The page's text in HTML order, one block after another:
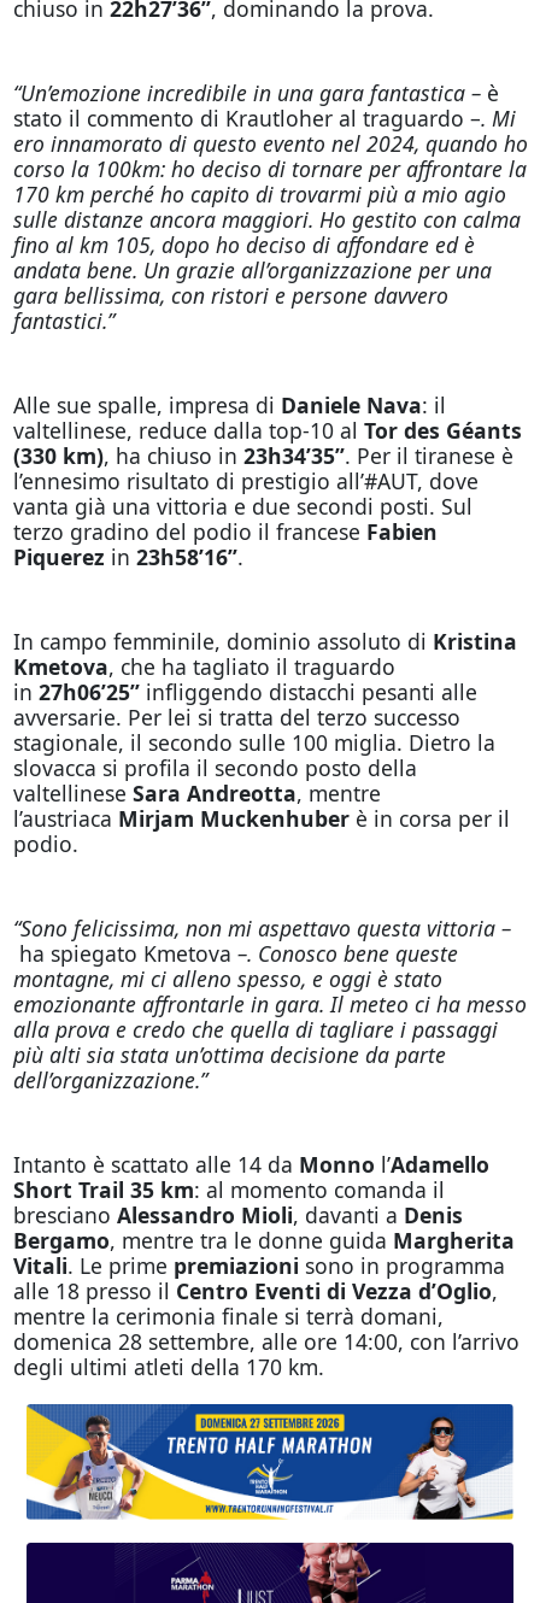
chiuso in 22h27’36’’, dominando la prova.
“Un’emozione incredibile in una gara fantastica – è
stato il commento di Krautloher al traguardo –. Mi
ero innamorato di questo evento nel 2024, quando ho
corso la 100km: ho deciso di tornare per affrontare la
170 km perché ho capito di trovarmi più a mio agio
sulle distanze ancora maggiori. Ho gestito con calma
fino al km 105, dopo ho deciso di affondare ed è
andata bene. Un grazie all’organizzazione per una
gara bellissima, con ristori e persone davvero
fantastici.”
Alle sue spalle, impresa di Daniele Nava: il
valtellinese, reduce dalla top-10 al Tor des Géants
(330 km), ha chiuso in 23h34’35’’. Per il tiranese è
l’ennesimo risultato di prestigio all’#AUT, dove
vanta già una vittoria e due secondi posti. Sul
terzo gradino del podio il francese Fabien
Piquerez in 23h58’16’’.
In campo femminile, dominio assoluto di Kristina
Kmetova, che ha tagliato il traguardo
in 27h06’25’’infliggendo distacchi pesanti alle
avversarie. Per lei si tratta del terzo successo
stagionale, il secondo sulle 100 miglia. Dietro la
slovacca si profila il secondo posto della
valtellinese Sara Andreotta, mentre
l’austriaca Mirjam Muckenhuberè in corsa per il
podio.
“Sono felicissima, non mi aspettavo questa vittoria –
ha spiegato Kmetova –. Conosco bene queste
montagne, mi ci alleno spesso, e oggi è stato
emozionante affrontarle in gara. Il meteo ci ha messo
alla prova e credo che quella di tagliare i passaggi
più alti sia stata un’ottima decisione da parte
dell’organizzazione.”
Intanto è scattato alle 14 da Monno l’Adamello
Short Trail 35 km: al momento comanda il
bresciano Alessandro Mioli, davanti a Denis
Bergamo, mentre tra le donne guida Margherita
Vitali. Le prime premiazioni sono in programma
alle 18 presso il Centro Eventi di Vezza d’Oglio,
mentre la cerimonia finale si terrà domani,
domenica 28 settembre, alle ore 14:00, con l’arrivo
degli ultimi atleti della 170 km.